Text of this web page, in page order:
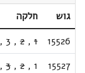
גוש
חלקה
15526
1
,
2
,
3
,
15527
1
,
2
,
3
,